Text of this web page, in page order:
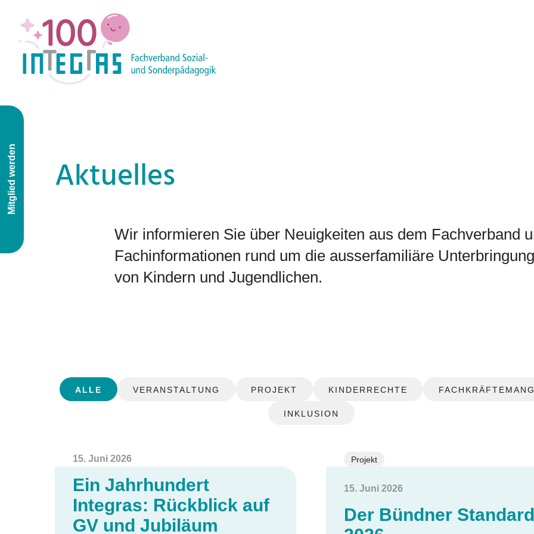
Mitglied werden Aktuelles
Wir informieren Sie über Neuigkeiten aus dem Fachverband
Fachinformationen rund um die ausserfamiliäre Unterbringung
von Kindern und Jugendlichen.
ALLE VERANSTALTUNG PROJEKT KINDERRECHTE
INKLUSION
15. Juni 2026
Ein Jahrhundert
Integras: Rückblick auf
GV und Jubiläum
Projekt
15. Juni 2026
Der Bündner Standard